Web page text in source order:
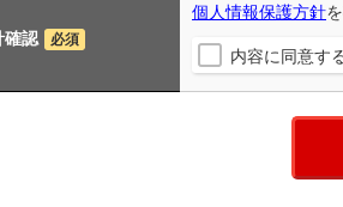
確認 必須
個人情報保護方針
内容に同意す